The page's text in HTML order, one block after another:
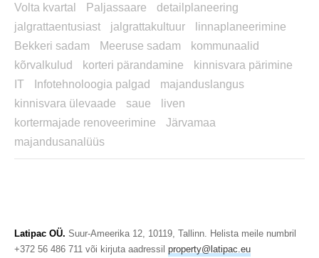
Volta kvartal
Paljassaare
detailplaneering
jalgrattaentusiast
jalgrattakultuur
linnaplaneerimine
Bekkeri sadam
Meeruse sadam
kommunaalid
kõrvalkulud
korteri pärandamine
kinnisvara pärimine
IT
Infotehnoloogia palgad
majanduslangus
kinnisvara ülevaade
saue
liven
kortermajade renoveerimine
Järvamaa
majandusanalüüs
Latipac OÜ. Suur-Ameerika 12, 10119, Tallinn. Helista meile numbril
+372 56 486 711 või kirjuta aadressil property@latipac.eu